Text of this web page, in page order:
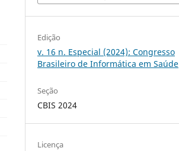
Edição
v. 16 n. Especial (2024): Congresso
Brasileiro de Informática em Saúde
Seção
CBIS 2024
Licença